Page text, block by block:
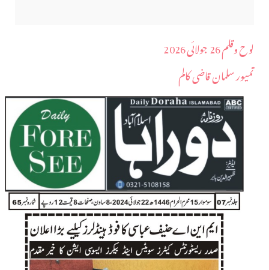
لوح وقلم 26 جولائی 2026
تمیور سلمان قاضی کالم